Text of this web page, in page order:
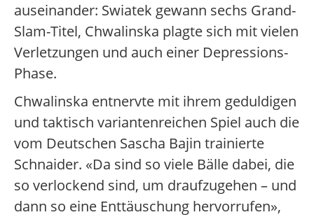
auseinander: Swiatek gewann sechs Grand-
Slam-Titel, Chwalinska plagte sich mit vielen
Verletzungen und auch einer Depressions-
Phase.
Chwalinska entnervte mit ihrem geduldigen
und taktisch variantenreichen Spiel auch die
vom Deutschen Sascha Bajin trainierte
Schnaider. «Da sind so viele Bälle dabei, die
so verlockend sind, um draufzugehen – und
dann so eine Enttäuschung hervorrufen»,